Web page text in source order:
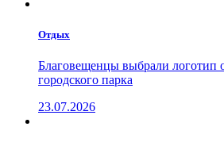
Отдых
Благовещенцы выбрали логотип
городского парка
23.07.2026